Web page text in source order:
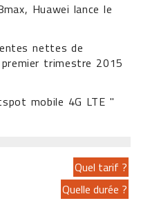
Huawei lance le
nettes de
trimestre 2015
mobile 4G LTE "